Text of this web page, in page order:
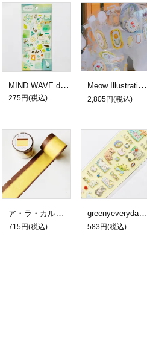
MIND WAVE dewdrop sticker green
275円(税込)
Meow Illustration PETロールシール Frames
2,805円(税込)
ア・ラ・カル堂 カステラのロール付箋
715円(税込)
greenyeveryday PETステッカー lazy cat
583円(税込)